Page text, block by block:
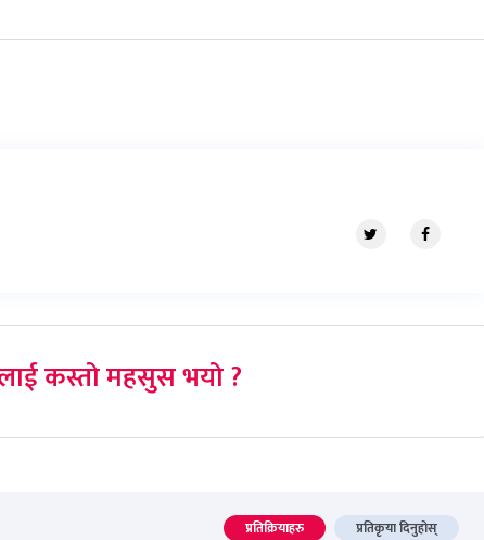
कस्तो महसुस भयो ?
प्रतिक्रियाहरु प्रतिकृया दिनुहोस्